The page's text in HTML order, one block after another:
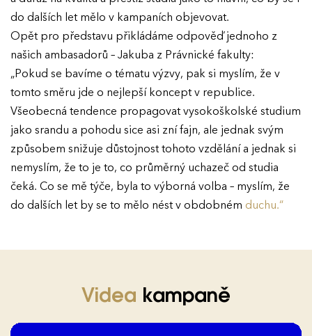
do dalších let mělo v kampaních objevovat.
Opět pro představu přikládáme odpověď jednoho z
našich ambasadorů – Jakuba z Právnické fakulty:
„Pokud se bavíme o tématu výzvy, pak si myslím, že v
tomto směru jde o nejlepší koncept v republice.
Všeobecná tendence propagovat vysokoškolské studium
jako srandu a pohodu sice asi zní fajn, ale jednak svým
způsobem snižuje důstojnost tohoto vzdělání a jednak si
nemyslím, že to je to, co průměrný uchazeč od studia
čeká. Co se mě týče, byla to výborná volba – myslím, že
do dalších let by se to mělo nést v obdobném duchu.“
Videa kampaně